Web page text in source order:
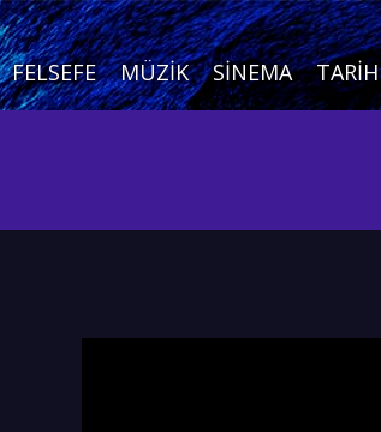
FELSEFE MÜZIK SINEMA TARIH